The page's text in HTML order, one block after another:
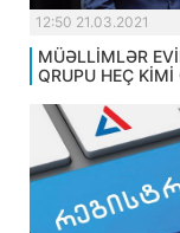
12:50 21.03.2021
MÜƏLLİMLƏR
QRUPU HEÇ